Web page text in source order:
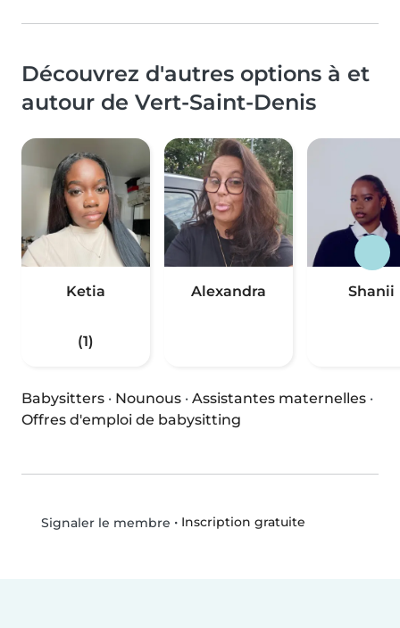
Découvrez d'autres options à et
autour de Vert-Saint-Denis
Ketia
(1)
Alexandra Shanii
Babysitters · Nounous · Assistantes maternelles ·
Offres d'emploi de babysitting
Signaler le membre • Inscription gratuite